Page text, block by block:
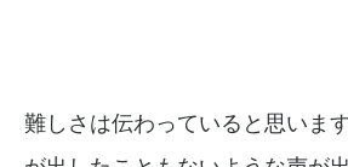
難しさは伝わっていると思いま